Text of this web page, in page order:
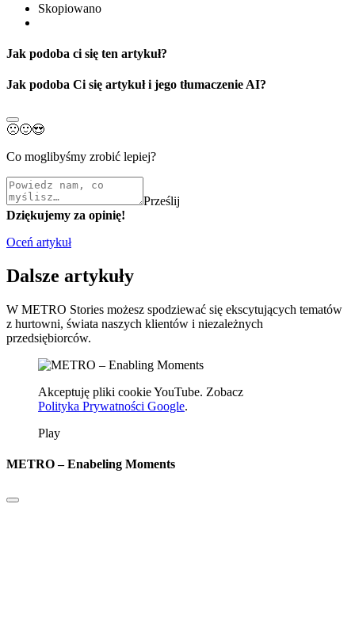
Skopiowano
Jak podoba ci się ten artykuł?
Jak podoba Ci się artykuł i jego tłumaczenie AI?
🙁🙂😍
Co moglibyśmy zrobić lepiej?
Prześlij
Dziękujemy za opinię!
Oceń artykuł
Dalsze artykuły
W METRO Stories możesz spodziewać się ekscytujących tematów
z hurtowni, świata naszych klientów i niezależnych
przedsiębiorców.
Akceptuję pliki cookie YouTube. Zobacz
Polityka Prywatności Google.
Play
METRO – Enabeling Moments